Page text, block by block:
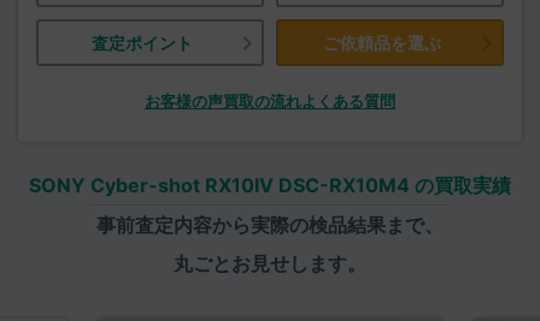
査定ポイント ご依頼品を選ぶ
お客様の声買取の流れよくある質問
SONY Cyber-shot RX10IV DSC-RX10M4 の買取実績
事前査定内容から実際の検品結果まで、
丸ごとお見せします。